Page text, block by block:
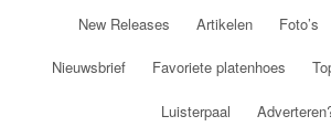
New Releases Artikelen Foto’s
Nieuwsbrief Favoriete platenhoes
Luisterpaal